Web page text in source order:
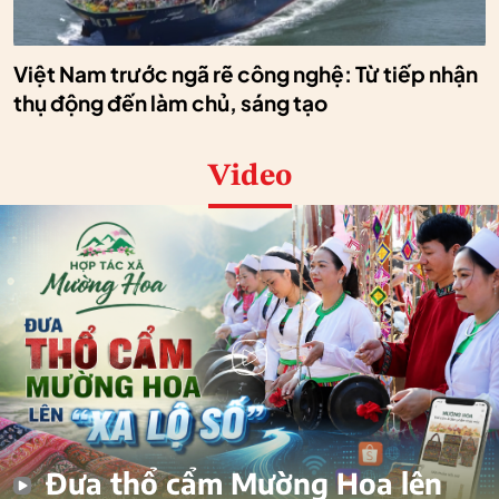
Việt Nam trước ngã rẽ công nghệ: Từ tiếp nhận
thụ động đến làm chủ, sáng tạo
Video
Đưa thổ cẩm Mường Hoa lên